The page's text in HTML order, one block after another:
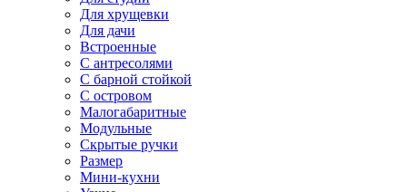
Для хрущевки
Для дачи
Встроенные
С антресолями
С барной стойкой
С островом
Малогабаритные
Модульные
Скрытые ручки
Размер
Мини-кухни